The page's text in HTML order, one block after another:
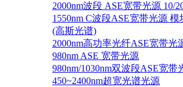
2000nm波段 ASE宽带光源 10/
1550nm C波段ASE宽带光源 模
(高斯光谱)
2000nm高功率光纤ASE宽带光
980nm ASE 宽带光源
980nm/1030nm双波段ASE宽带
450~2400nm超宽光谱光源